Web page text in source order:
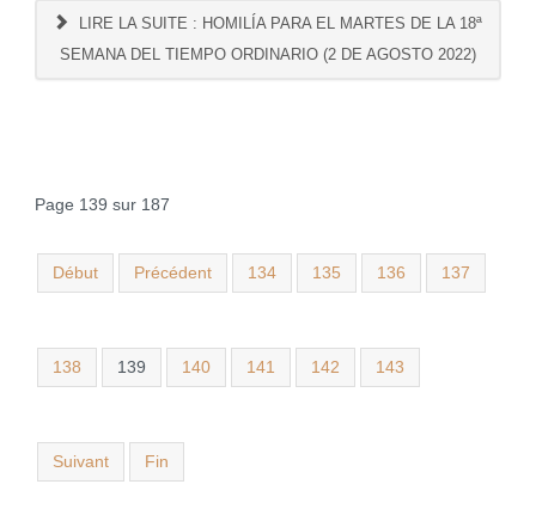
LIRE LA SUITE : HOMILÍA PARA EL MARTES DE LA 18ª
SEMANA DEL TIEMPO ORDINARIO (2 DE AGOSTO 2022)
Page 139 sur 187
Début Précédent 134 135 136 137
138 139 140 141 142 143
Suivant Fin